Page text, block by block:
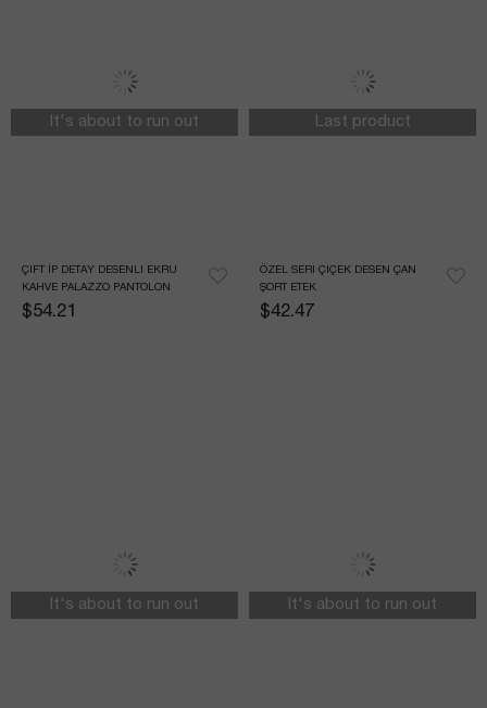
ÇIFT İP DETAY DESENLI EKRU
KAHVE PALAZZO PANTOLON
$54.21
It's about to run out
ÖZEL SERI ÇIÇEK DESEN ÇAN
ŞORT ETEK
$42.47
Last product
It's about to run out It's about to run out